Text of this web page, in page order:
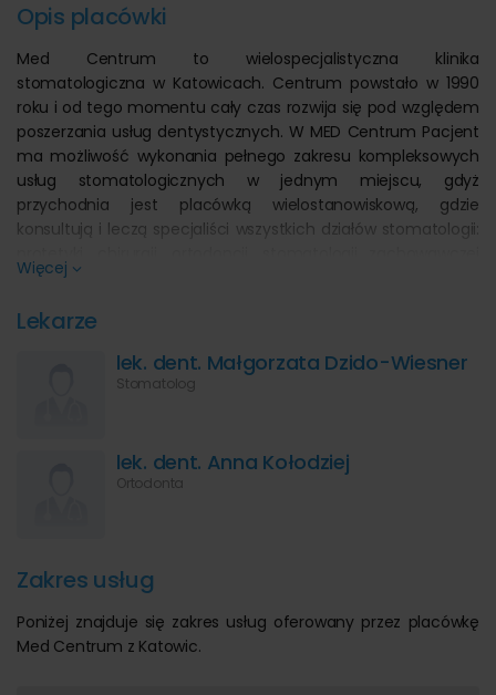
Opis placówki
Med Centrum to wielospecjalistyczna klinika
stomatologiczna w Katowicach. Centrum powstało w 1990
roku i od tego momentu cały czas rozwija się pod względem
poszerzania usług dentystycznych. W MED Centrum Pacjent
ma możliwość wykonania pełnego zakresu kompleksowych
usług stomatologicznych w jednym miejscu, gdyż
przychodnia jest placówką wielostanowiskową, gdzie
konsultują i leczą specjaliści wszystkich działów stomatologii:
oraz rentgenodiagnostyki.
Życzliwy personel oraz eleganckie i wygodne wnętrza tworzą
Pacjenci czuli się tu przyjemnie i swobodnie. Zapewniamy
profesjonalną opiekę medyczną oraz poczucie
personel przeszkolony w udzielaniu pierwszej pomocy,
defibrylator AED). Lekarze pracujący w MED Centrum są
sprzęt umożliwiający świadczenie usług na wysokim
Więcej
Lekarze
lek. dent. Małgorzata Dzido-Wiesner
Stomatolog
lek. dent. Anna Kołodziej
Ortodonta
Zakres usług
Poniżej znajduje się zakres usług oferowany przez placówkę
Med Centrum z Katowic.